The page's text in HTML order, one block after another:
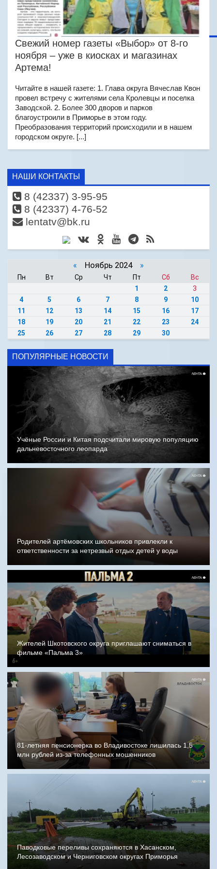
Свежий номер газеты «Выбор» от 8-го
ноября – уже в киосках и магазинах
Артема!
Читайте в нашей газете: 1. Глава округа Вячеслав Квон
провел встречу с жителями села Кролевцы и поселка
Заводской. 2. Более 300 дворов и парков
благоустроили в Приморье в этом году.
Преобразования территорий происходили и в нашем
городском округе. [...]
НАШИ КОНТАКТЫ
8 (42337) 3-95-95
8 (42337) 4-76-52
lentatv@bk.ru
« Ноябрь 2024 »
Пн Вт Ср Чт Пт Сб
Вс
1
2
3
4
5 6 7 8 9
10
11
12 13 14 15 16
17
18
19 20 21 22 23
24
25
26 27 28 29 30
ПОПУЛЯРНЫЕ НОВОСТИ
Учёные России и Китая подсчитали мировую популяцию
дальневосточного леопарда
Родителей артёмовских школьников привлекли к
ответственности за нетрезвый отдых детей у воды
Жителей Шкотовского округа приглашают сниматься в
фильме «Пальма 3»
81-летняя пенсионерка во Владивостоке лишилась 1,5
млн рублей из-за телефонных мошенников
Паводковые переливы сохраняются в Хасанском,
Лесозаводском и Черниговском округах Приморья